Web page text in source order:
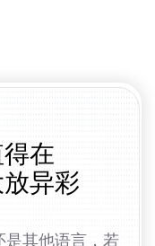
在
异彩
是其他语言，若